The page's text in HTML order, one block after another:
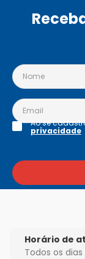
Ao se
privacidade
Horário de
Todos os dias